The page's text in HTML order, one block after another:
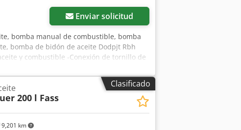
Enviar solicitud
bomba manual de combustible, bomba
bomba de bidón de aceite Dodpjt Rbh
y combustible -Conexión de tornillo de
Clasificado
9,201 km
200 l Fass